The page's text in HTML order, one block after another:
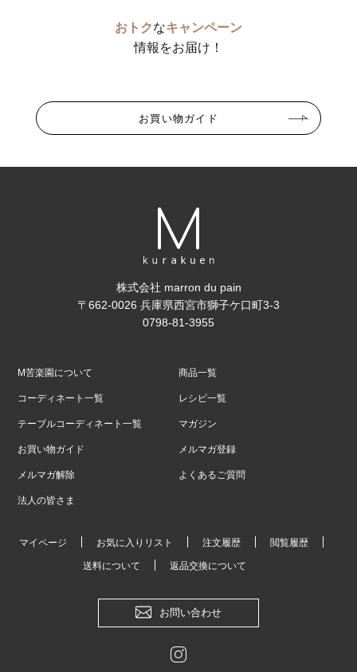
おトクなキャンペーン
情報をお届け！
お買い物ガイド
株式会社 marron du pain
〒662-0026 兵庫県西宮市獅子ケ口町3-3
0798-81-3955
M苦楽園について 商品一覧
コーディネート一覧 レシピ一覧
テーブルコーディネート一覧 マガジン
お買い物ガイド メルマガ登録
メルマガ解除 よくあるご質問
法人の皆さま
マイページ お気に入りリスト 注文履歴 閲覧履歴
送料について 返品交換について
お問い合わせ